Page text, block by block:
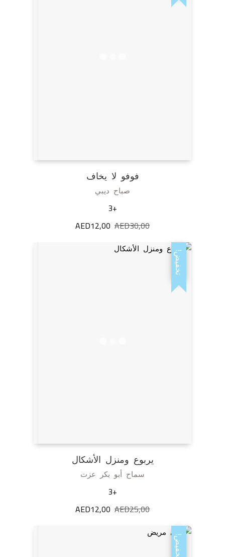
فوفو لا يخاف
صباح ديبي
+3
AED30,00
السعرAED12,00
السعر
تخفيض!
يربوع ومنزل الأشكال
سماح أبو بكر عزت
+3
AED25,00
السعرAED12,00
السعر
تخفيض!